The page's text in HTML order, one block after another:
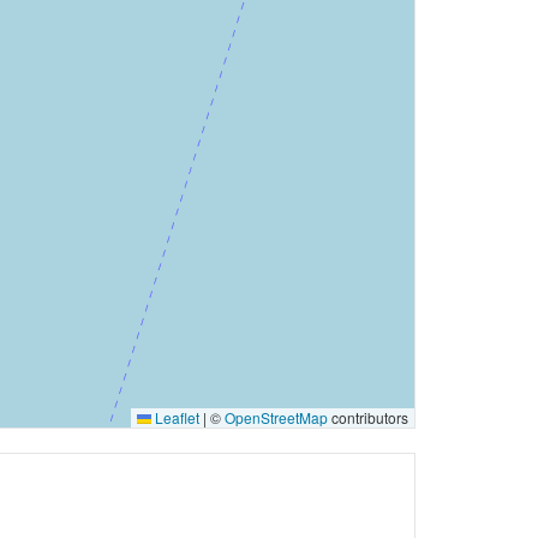
Leaflet | ©OpenStreetMapcontributors